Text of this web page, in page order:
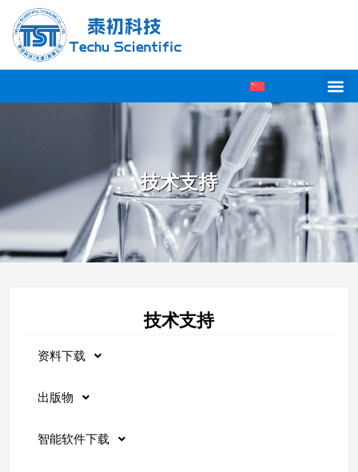
技术支持
技术支持
资料下载
出版物
智能软件下载